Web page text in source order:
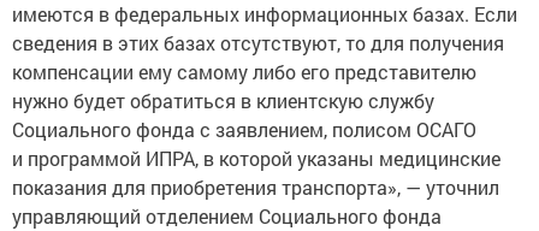
имеются в федеральных информационных базах. Если
сведения в этих базах отсутствуют, то для получения
компенсации ему самому либо его представителю
нужно будет обратиться в клиентскую службу
Социального фонда с заявлением, полисом ОСАГО
и программой ИПРА, в которой указаны медицинские
показания для приобретения транспорта», — уточнил
управляющий отделением Социального фонда